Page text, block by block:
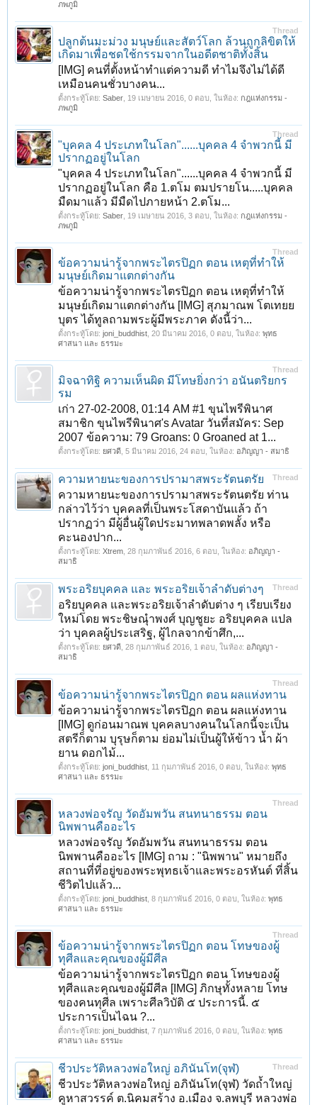
ภพภูมิ
Thread
ปลูกต้นมะม่วง มนุษย์และสัตว์โลก ล้วนถูกลิขิตให้
เกิดมาเพื่อชดใช้กรรมจากในอดีตชาติทั้งสิ้น
[IMG] คนที่ตั้งหน้าทำแต่ความดี ทำไมจึงไม่ได้ดี
เหมือนคนชั่วบางคน...
ตั้งกระทู้โดย: Saber 19 เมษายน 2016 , 0 ตอบ, ในห้อง: กฎแห่งกรรม -
ภพภูมิ
Thread
"บุคคล 4 ประเภทในโลก"......บุคคล 4 จำพวกนี้ มี
ปรากฏอยู่ในโลก
"บุคคล 4 ประเภทในโลก"......บุคคล 4 จำพวกนี้ มี
ปรากฏอยู่ในโลก คือ 1.ตโม ตมปรายโน.....บุคคล
มืดมาแล้ว มีมืดไปภายหน้า 2.ตโม...
ตั้งกระทู้โดย: Saber 19 เมษายน 2016 , 3 ตอบ, ในห้อง: กฎแห่งกรรม -
ภพภูมิ
Thread
ข้อความน่ารู้จากพระไตรปิฏก ตอน เหตุที่ทำให้
มนุษย์เกิดมาแตกต่างกัน
ข้อความน่ารู้จากพระไตรปิฏก ตอน เหตุที่ทำให้
มนุษย์เกิดมาแตกต่างกัน [IMG] สุภมาณพ โตเทยย
บุตร ได้ทูลถามพระผู้มีพระภาค ดังนี้ว่า...
ตั้งกระทู้โดย: joni_buddhist 20 มีนาคม 2016 , 0 ตอบ, ในห้อง: พุทธ
ศาสนา และ ธรรมะ
Thread
มิจฉาทิฐิ ความเห็นผิด มีโทษยิ่งกว่า อนันตริยกร
รม
เก่า 27-02-2008, 01:14 AM #1 ขุนไพรีพินาศ
สมาชิก ขุนไพรีพินาศ's Avatar วันที่สมัคร: Sep
2007 ข้อความ: 79 Groans: 0 Groaned at 1...
ตั้งกระทู้โดย: ยศวดี 5 มีนาคม 2016 , 24 ตอบ, ในห้อง: อภิญญา - สมาธิ
Thread
ความหายนะของการปรามาสพระรัตนตรัย
ความหายนะของการปรามาสพระรัตนตรัย ท่าน
กล่าวไว้ว่า บุคคลที่เป็นพระโสดาบันแล้ว ถ้า
ปรากฏว่า มีผู้อื่นผู้ใดประมาทพลาดพลั้ง หรือ
คะนองปาก...
ตั้งกระทู้โดย: Xtrem 28 กุมภาพันธ์ 2016 , 6 ตอบ, ในห้อง: อภิญญา -
สมาธิ
Thread
พระอริยบุคคล และ พระอริยเจ้าลำดับต่างๆ
อริยบุคคล และพระอริยเจ้าลำดับต่าง ๆ เรียบเรียง
ใหม่โดย พระชิษณุำพงศ์ บุญชูยะ อริยบุคคล แปล
ว่า บุคคลผู้ประเสริฐ, ผู้ไกลจากข้าศึก,...
ตั้งกระทู้โดย: ยศวดี 28 กุมภาพันธ์ 2016 , 1 ตอบ, ในห้อง: อภิญญา -
สมาธิ
Thread
ข้อความน่ารู้จากพระไตรปิฏก ตอน ผลแห่งทาน
ข้อความน่ารู้จากพระไตรปิฏก ตอน ผลแห่งทาน
[IMG] ดูก่อนมาณพ บุคคลบางคนในโลกนี้จะเป็น
สตรีก็ตาม บุรุษก็ตาม ย่อมไม่เป็นผู้ให้ข้าว น้ำ ผ้า
ยาน ดอกไม้...
ตั้งกระทู้โดย: joni_buddhist 11 กุมภาพันธ์ 2016 , 0 ตอบ, ในห้อง: พุทธ
ศาสนา และ ธรรมะ
Thread
หลวงพ่อจรัญ วัดอัมพวัน สนทนาธรรม ตอน
นิพพานคืออะไร
หลวงพ่อจรัญ วัดอัมพวัน สนทนาธรรม ตอน
นิพพานคืออะไร [IMG] ถาม : "นิพพาน" หมายถึง
สถานที่ที่อยู่ของพระพุทธเจ้าและพระอรหันต์ ที่สิ้น
ชีวิตไปแล้ว...
ตั้งกระทู้โดย: joni_buddhist 8 กุมภาพันธ์ 2016 , 0 ตอบ, ในห้อง: พุทธ
ศาสนา และ ธรรมะ
Thread
ข้อความน่ารู้จากพระไตรปิฏก ตอน โทษของผู้
ทุศีลและคุณของผู้มีศีล
ข้อความน่ารู้จากพระไตรปิฏก ตอน โทษของผู้
ทุศีลและคุณของผู้มีศีล [IMG] ภิกษุทั้งหลาย โทษ
ของคนทุศีล เพราะศีลวิบัติ ๕ ประการนี้. ๕
ประการเป็นไฉน ?...
ตั้งกระทู้โดย: joni_buddhist 7 กุมภาพันธ์ 2016 , 0 ตอบ, ในห้อง: พุทธ
ศาสนา และ ธรรมะ
Thread
ชีวประวัติหลวงพ่อใหญ่ อภินันโท(จุฬ)
ชีวประวัติหลวงพ่อใหญ่ อภินันโท(จุฬ) วัดถ้ำใหญ่
คูหาสวรรค์ ต.นิคมสร้าง อ.เมือง จ.ลพบุรี หลวงพ่อ
2 3 4 → ถัดไป >